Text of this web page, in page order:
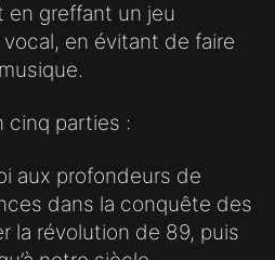
en greffant un jeu
en évitant de faire
cinq parties :
aux profondeurs de
dans la conquête des
la révolution de 89, puis